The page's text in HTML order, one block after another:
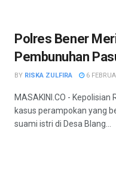
Polres Bener
Pembunuhan
BY RISKA ZULFIRA 6
MASAKINI.CO -
kasus perampokan yang
suami istri di Desa Blang...